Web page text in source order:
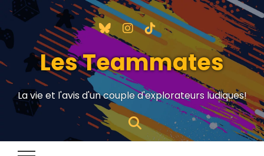
Les Teammates
La vie et l'avis d'un couple d'explorateurs ludiques!